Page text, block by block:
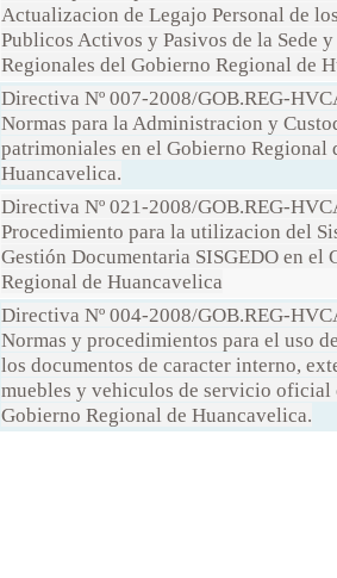
Actualizacion de Legajo Personal de
Publicos Activos y Pasivos de la Sede
Regionales del Gobierno Regional de
Directiva Nº 007-2008/GOB.REG-
Normas para la Administracion y
patrimoniales en el Gobierno Regional
Huancavelica.
Directiva Nº 021-2008/GOB.REG-
Procedimiento para la utilizacion del
Gestión Documentaria SISGEDO en el
Regional de Huancavelica
Directiva Nº 004-2008/GOB.REG-
Normas y procedimientos para el uso
los documentos de caracter interno,
muebles y vehiculos de servicio oficial
Gobierno Regional de Huancavelica.